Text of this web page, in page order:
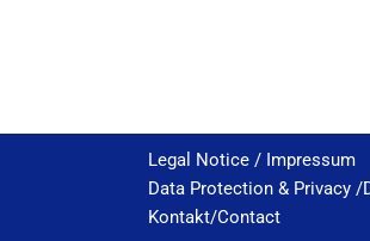
Legal Notice / Impressum
Data Protection & Privacy /
Kontakt/Contact